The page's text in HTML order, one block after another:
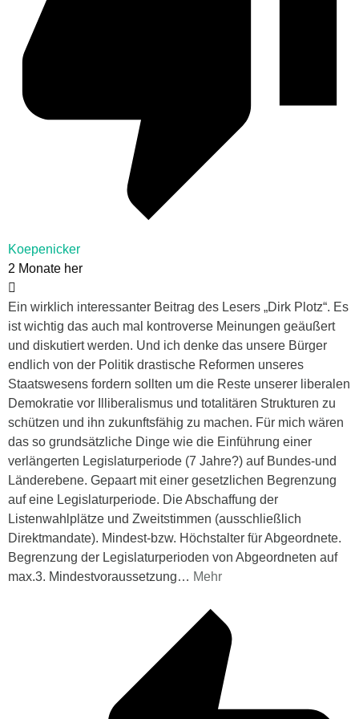
Koepenicker
2 Monate her
Ein wirklich interessanter Beitrag des Lesers „Dirk Plotz“. Es
ist wichtig das auch mal kontroverse Meinungen geäußert
und diskutiert werden. Und ich denke das unsere Bürger
endlich von der Politik drastische Reformen unseres
Staatswesens fordern sollten um die Reste unserer liberalen
Demokratie vor Illiberalismus und totalitären Strukturen zu
schützen und ihn zukunftsfähig zu machen. Für mich wären
das so grundsätzliche Dinge wie die Einführung einer
verlängerten Legislaturperiode (7 Jahre?) auf Bundes-und
Länderebene. Gepaart mit einer gesetzlichen Begrenzung
auf eine Legislaturperiode. Die Abschaffung der
Listenwahlplätze und Zweitstimmen (ausschließlich
Direktmandate). Mindest-bzw. Höchstalter für Abgeordnete.
Begrenzung der Legislaturperioden von Abgeordneten auf
max.3. Mindestvoraussetzung… Mehr